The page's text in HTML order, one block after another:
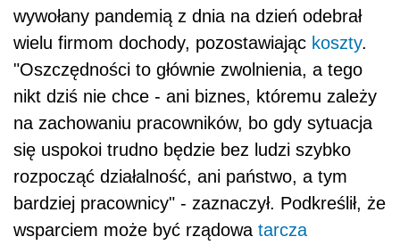
wywołany pandemią z dnia na dzień odebrał
wielu firmom dochody, pozostawiając koszty.
"Oszczędności to głównie zwolnienia, a tego
nikt dziś nie chce - ani biznes, któremu zależy
na zachowaniu pracowników, bo gdy sytuacja
się uspokoi trudno będzie bez ludzi szybko
rozpocząć działalność, ani państwo, a tym
bardziej pracownicy" - zaznaczył. Podkreślił, że
wsparciem może być rządowa tarcza